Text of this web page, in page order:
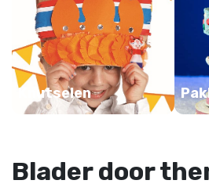
Knutselen
Blader door